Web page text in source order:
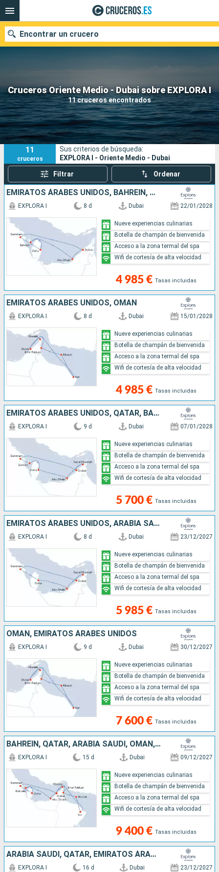
Cruceros Oriente Medio - Dubai sobre EXPLORA I
11 cruceros encontrados
Encontrar un crucero
Nuestros destinos
Fecha de salida
Puertos Compañías
Buscar
11
cruceros
Sus criterios de búsqueda:
EXPLORA I - Oriente Medio - Dubai
Filtrar Ordenar
EMIRATOS ÁRABES UNIDOS, BAHREÏN, QATAR, ARABIA SAUDÍ
EXPLORA I 8 d Dubai 22/01/2028
4 985 € Tasas incluidas
Nueve experiencias culinarias
Botella de champán de bienvenida
Acceso a la zona termal del spa
Wifi de cortesía de alta velocidad
EMIRATOS ÁRABES UNIDOS, OMAN
EXPLORA I 8 d Dubai 15/01/2028
4 985 € Tasas incluidas
Nueve experiencias culinarias
Botella de champán de bienvenida
Acceso a la zona termal del spa
Wifi de cortesía de alta velocidad
EMIRATOS ÁRABES UNIDOS, QATAR, BAHREÏN, ARABIA SAUDÍ
EXPLORA I 9 d Dubai 07/01/2028
5 700 € Tasas incluidas
Nueve experiencias culinarias
Botella de champán de bienvenida
Acceso a la zona termal del spa
Wifi de cortesía de alta velocidad
EMIRATOS ÁRABES UNIDOS, ARABIA SAUDÍ, QATAR
EXPLORA I 8 d Dubai 23/12/2027
5 985 € Tasas incluidas
Nueve experiencias culinarias
Botella de champán de bienvenida
Acceso a la zona termal del spa
Wifi de cortesía de alta velocidad
OMAN, EMIRATOS ÁRABES UNIDOS
EXPLORA I 9 d Dubai 30/12/2027
7 600 € Tasas incluidas
Nueve experiencias culinarias
Botella de champán de bienvenida
Acceso a la zona termal del spa
Wifi de cortesía de alta velocidad
BAHREÏN, QATAR, ARABIA SAUDÍ, OMAN, EMIRATOS ÁRABES UNIDOS
EXPLORA I 15 d Dubai 09/12/2027
9 400 € Tasas incluidas
Nueve experiencias culinarias
Botella de champán de bienvenida
Acceso a la zona termal del spa
Wifi de cortesía de alta velocidad
ARABIA SAUDÍ, QATAR, EMIRATOS ÁRABES UNIDOS, OMAN
EXPLORA I 16 d Dubai 23/12/2027